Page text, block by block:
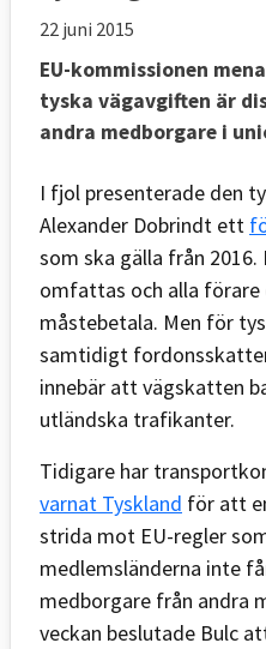
22 juni 2015
EU-kommissionen
tyska vägavgiften är
andra medborgare i
I fjol presenterade den
Alexander Dobrindt ett
som ska gälla från
omfattas och alla
måstebetala. Men för
samtidigt
innebär att vägskatten
utländska trafikanter.
Tidigare har
varnat Tyskland för att
strida mot EU-regler
medlemsländerna inte
medborgare från andra
veckan beslutade Bulc